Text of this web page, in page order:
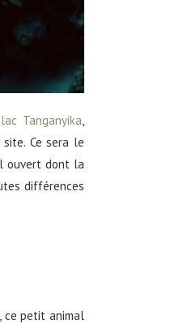
lac Tanganyika
Ce sera le
ouvert dont la
différences
ce petit animal